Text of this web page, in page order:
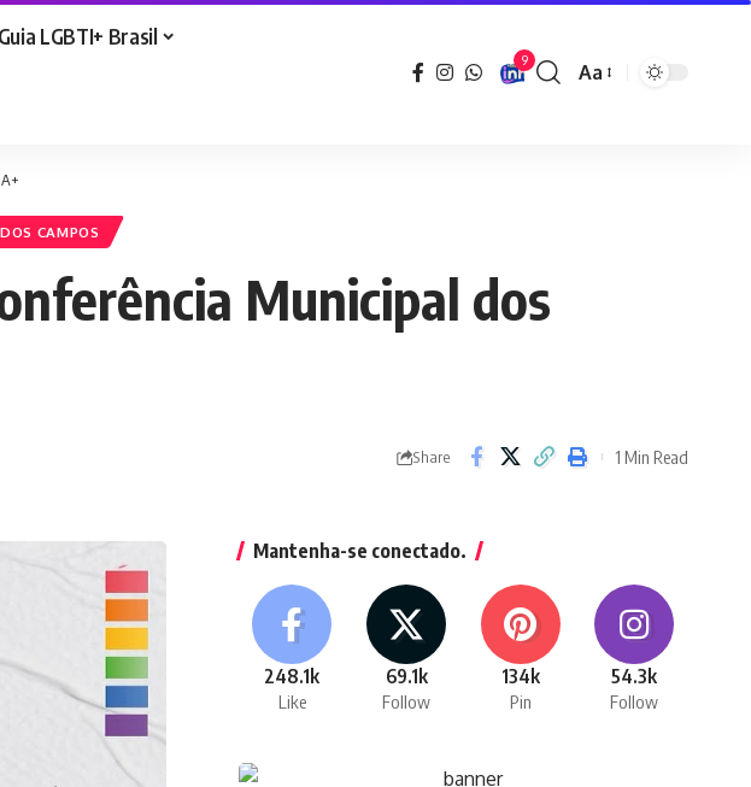
Guia LGBTI+ Brasil
9
Font
Aa
CAMPOS
Municipal dos
Share 1 Min Read
Mantenha-se conectado.
248.1k
Like
69.1k
Follow
134k
Pin
54.3k
Follow